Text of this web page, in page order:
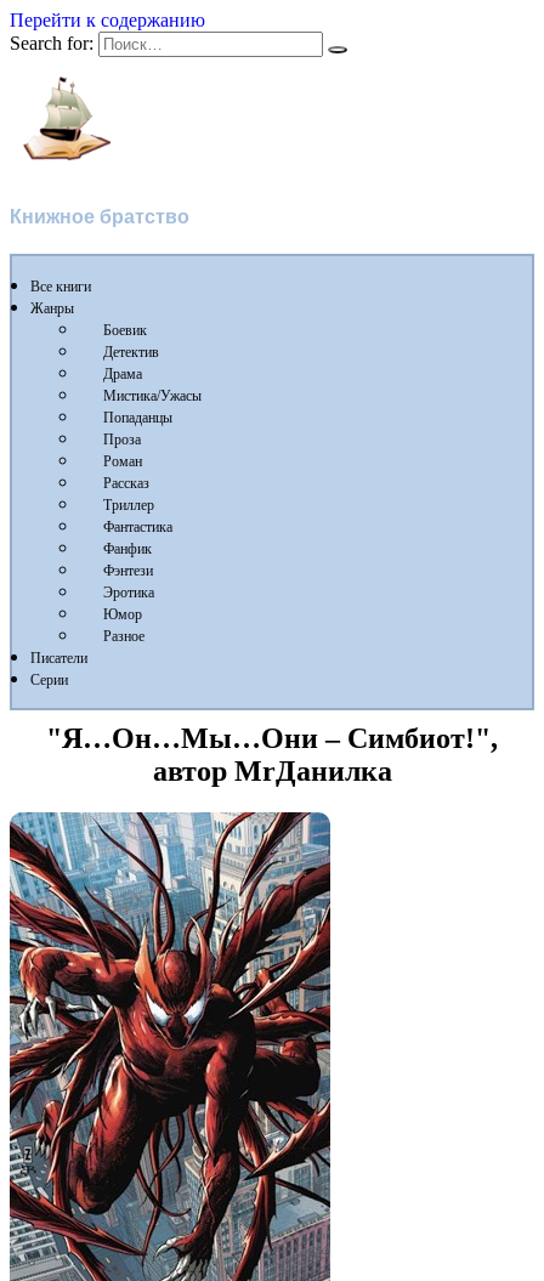
Перейти к содержанию
Search for:
Книжное братство
Все книги
Жанры
Боевик
Детектив
Драма
Мистика/Ужасы
Попаданцы
Проза
Роман
Рассказ
Триллер
Фантастика
Фанфик
Фэнтези
Эротика
Юмор
Разное
Писатели
Серии
"Я…Он…Мы…Они – Симбиот!",
автор MrДанилка